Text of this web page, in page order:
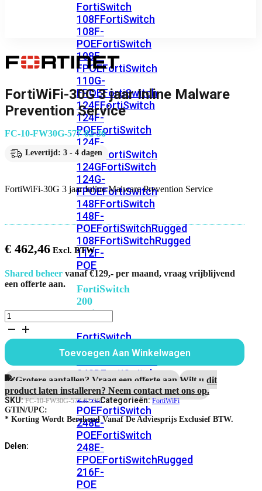
FortiSwitch
108FFortiSwitch
108F-
POEFortiSwitch
108F-
FPOEFortiSwitch
110G-
FPOEFortiSwitch
124FFortiSwitch
124F-
POEFortiSwitch
124F-
FPOE FortiSwitch
124GFortiSwitch
124G-
FPOEFortiSwitch
148FFortiSwitch
148F-
POEFortiSwitchRugged
108FFortiSwitchRugged
112F-
POE
FortiSwitch
200
Series
FortiSwitch
224D-
FPOE
248DFortiSwitch
224E
Fortiswitch
224E-
POEFortiSwitch
248E-
POEFortiSwitch
248E-
FPOEFortiSwitchRugged
216F-
POE
FortiWiFi-30G 3 jaar Inline Malware
Prevention Service
FC-10-FW30G-577-02-36
Levertijd: 3 - 4 dagen
FortiWiFi-30G 3 jaar Inline Malware Prevention Service
€ 462,46
Shared beheer vanaf €129,- per maand, vraag vrijblijvend
een offerte aan.
FortiWiFi-
30G
jaar
Inline
Malware
Prevention
Service
aantal
Toevoegen Aan Winkelwagen
Grotere aantallen? Vraag een offerte aan.Wilt u dit
product laten installeren? Neem contact met ons op.
SKU:FC-10-FW30G-577-02-36Categorieën:FortiWiFi
GTIN/UPC:
* Korting Wordt Berekend Vanaf De Adviesprijs Exclusief BTW.
Delen: